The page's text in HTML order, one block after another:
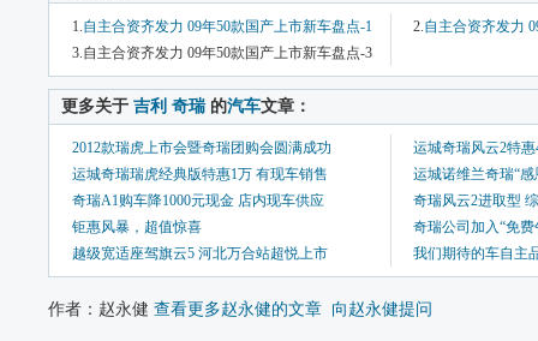
1.自主合资齐发力 09年50款国产上市新车盘点-1 2.自主合资齐发力
3.自主合资齐发力 09年50款国产上市新车盘点-3
更多关于 吉利 奇瑞 的汽车文章：
2012款瑞虎上市会暨奇瑞团购会圆满成功
运城奇瑞风云2特惠
运城奇瑞瑞虎经典版特惠1万 有现车销售
运城诺维兰奇瑞“
奇瑞A1购车降1000元现金 店内现车供应
奇瑞风云2进取型
钜惠风暴，超值惊喜
奇瑞公司加入“免
越级宽适座驾旗云5 河北万合站超悦上市
我们期待的车自主
作者：赵永健 查看更多赵永健的文章 向赵永健提问